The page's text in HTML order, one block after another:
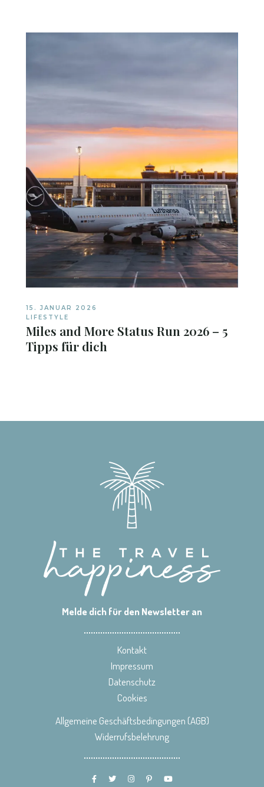
15. JANUAR 2026
LIFESTYLE
Miles and More Status Run 2026 – 5
Tipps für dich
Melde dich für den Newsletter an
Kontakt
Impressum
Datenschutz
Cookies
Allgemeine Geschäftsbedingungen (AGB)
Widerrufsbelehrung